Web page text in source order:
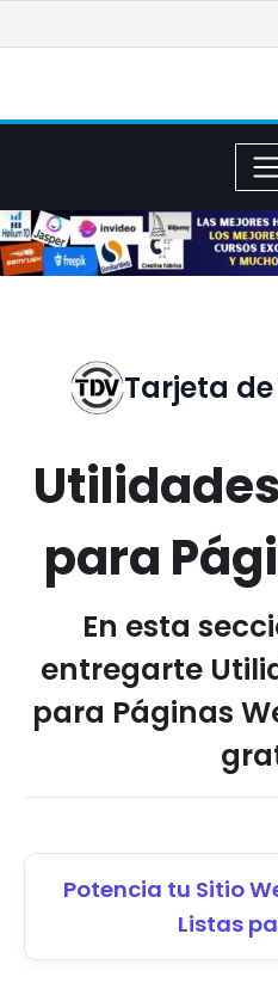
al
Tarjeta
para
En esta
entregarte
para Páginas
Potencia tu Sitio
Listas